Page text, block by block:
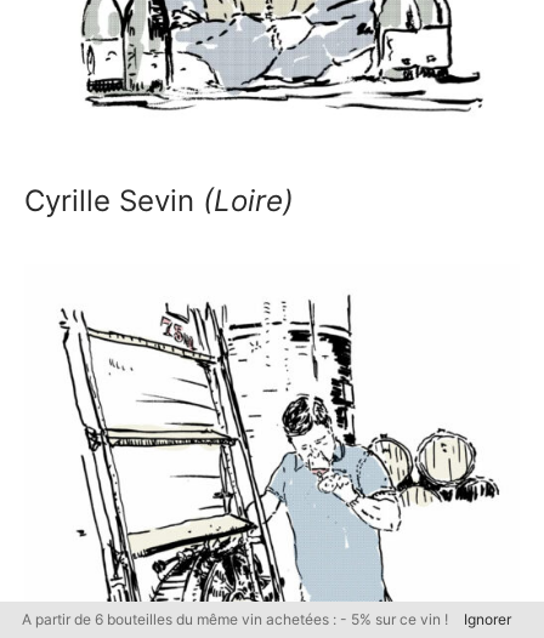
A partir de 6 bouteilles du même vin achetées : - 5% sur ce vin ! Ignorer
Cyrille Sevin (Loire)